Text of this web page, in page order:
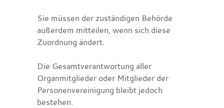
Sie müssen der zuständigen Behörde
außerdem mitteilen, wenn sich diese
Zuordnung ändert.
Die Gesamtverantwortung aller
Organmitglieder oder Mitglieder der
Personenvereinigung bleibt jedoch
bestehen.